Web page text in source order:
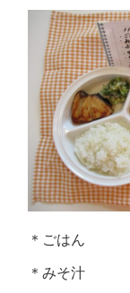
＊ごはん
＊みそ汁